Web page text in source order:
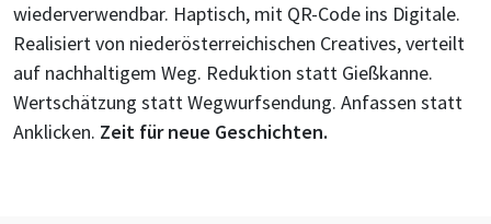
wiederverwendbar. Haptisch, mit QR-Code ins Digitale.
Realisiert von niederösterreichischen Creatives, verteilt
auf nachhaltigem Weg. Reduktion statt Gießkanne.
Wertschätzung statt Wegwurfsendung. Anfassen statt
Anklicken. Zeit für neue Geschichten.